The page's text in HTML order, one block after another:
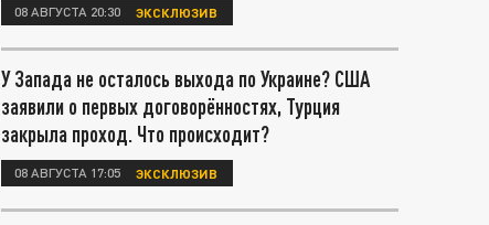
08 АВГУСТА 20:30 ЭКСКЛЮЗИВ
У Запада не осталось выхода по Украине? США
заявили о первых договорённостях, Турция
закрыла проход. Что происходит?
08 АВГУСТА 17:05 ЭКСКЛЮЗИВ